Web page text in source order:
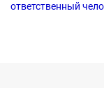
ответственный